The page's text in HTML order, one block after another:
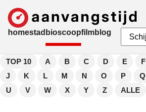
homestad bioscoopfilmblog
TOP 10 A B C D E F
J
K L M N O P Q
U
V W X Y Z ALLE